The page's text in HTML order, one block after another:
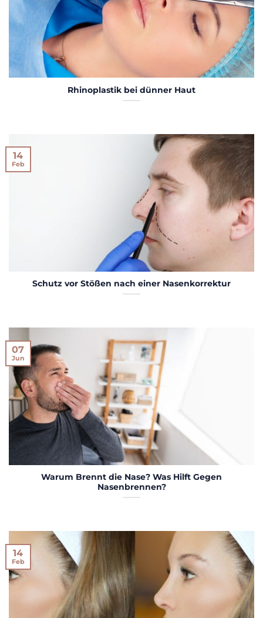
Rhinoplastik bei dünner Haut
Schutz vor Stößen nach einer Nasenkorrektur
14
Feb
Warum Brennt die Nase? Was Hilft Gegen
Nasenbrennen?
07
Jun
14
Feb